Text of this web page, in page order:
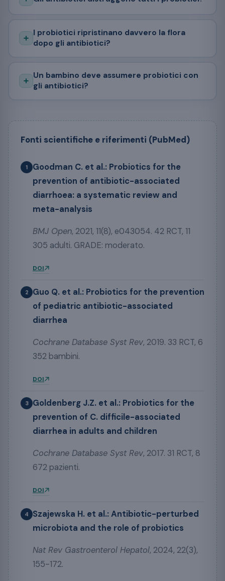
I probiotici ripristinano davvero la flora
dopo gli antibiotici?
Un bambino deve assumere probiotici con
gli antibiotici?
Fonti scientifiche e riferimenti (PubMed)
1
Goodman C. et al.: Probiotics for the
prevention of antibiotic-associated
diarrhoea: a systematic review and
meta-analysis
BMJ Open, 2021, 11(8), e043054. 42 RCT, 11
305 adulti. GRADE: moderato.
DOI
2
Guo Q. et al.: Probiotics for the prevention
of pediatric antibiotic-associated
diarrhea
Cochrane Database Syst Rev, 2019. 33 RCT, 6
352 bambini.
DOI
3
Goldenberg J.Z. et al.: Probiotics for the
prevention of C. difficile-associated
diarrhea in adults and children
Cochrane Database Syst Rev, 2017. 31 RCT, 8
672 pazienti.
DOI
4
Szajewska H. et al.: Antibiotic-perturbed
microbiota and the role of probiotics
Nat Rev Gastroenterol Hepatol, 2024, 22(3),
155-172.